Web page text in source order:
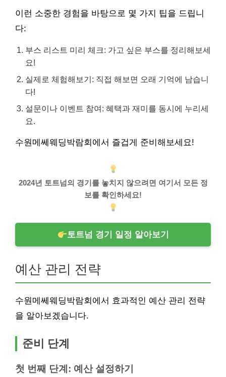
이런 소중한 경험을 바탕으로 몇 가지 팁을 드립니
다:
부스 리스트 미리 체크: 가고 싶은 부스를 정리해보세
요!
실제로 체험해보기: 직접 해보면 오래 기억에 남습니
다!
설문이나 이벤트 참여: 혜택과 재미를 동시에 누리세
요.
수원메쎄웨딩박람회에서 즐겁게 준비해보세요!
2024년 토트넘의 경기를 놓치지 않으려면 여기서 모든 정
보를 확인하세요!
토트넘 경기 일정 알아보기
예산 관리 전략
수원메쎄웨딩박람회에서 효과적인 예산 관리 전략
을 알아보겠습니다.
준비 단계
첫 번째 단계: 예산 설정하기